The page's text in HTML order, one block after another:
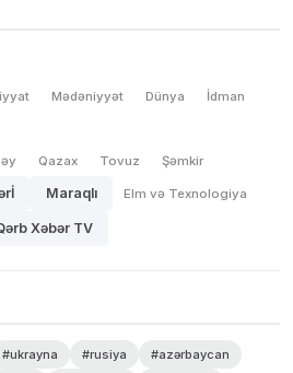
Mədəniyyət Dünya İdman
Qazax Tovuz Şəmkir
Maraqlı Elm və Texnologiya
Xəbər TV
#ukrayna #rusiya
#azərbaycan